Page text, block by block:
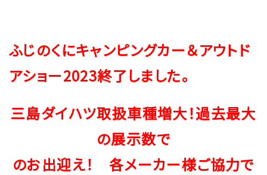
ふじのくにキャンピングカー＆アウトド
アショー2023終了しました。
三島ダイハツ取扱車種増大！過去最大
の展示数で
のお出迎え！ 各メーカー様ご協力で